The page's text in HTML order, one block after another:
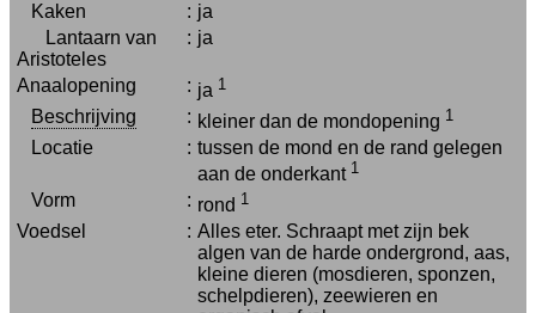
Kaken : ja
Lantaarn van
Aristoteles
: ja
Anaalopening : ja 1
Beschrijving : kleiner dan de mondopening 1
Locatie : tussen de mond en de rand gelegen
aan de onderkant 1
Vorm : rond 1
Voedsel : Alles eter. Schraapt met zijn bek
algen van de harde ondergrond, aas,
kleine dieren (mosdieren, sponzen,
schelpdieren), zeewieren en